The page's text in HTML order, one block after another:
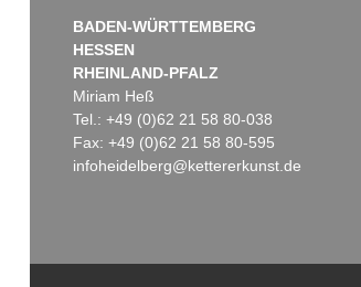
BADEN-WÜRTTEMBERG
HESSEN
RHEINLAND-PFALZ
Miriam Heß
Tel.: +49 (0)62 21 58 80-038
Fax: +49 (0)62 21 58 80-595
infoheidelberg@kettererkunst.de